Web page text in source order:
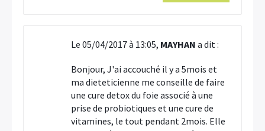
Le 05/04/2017 à 13:05, MAYHAN a dit :
Bonjour, J'ai accouché il y a 5mois et
ma dieteticienne me conseille de faire
une cure detox du foie associé à une
prise de probiotiques et une cure de
vitamines, le tout pendant 2mois. Elle